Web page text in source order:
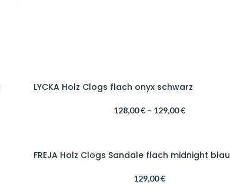
LYCKA Holz Clogs flach onyx schwarz
128,00€ – 129,00€
FREJA Holz Clogs Sandale flach midnight blau
129,00€